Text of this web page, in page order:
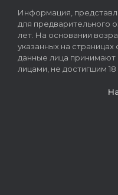
Информация,
для предварительного
лет. На основании
указанных на
данные лица
лицами, не достигшим 18